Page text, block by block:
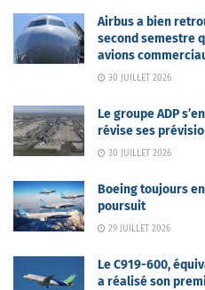
Airbus a bien
second semestre
avions
30 JUILLET 2026
Le groupe ADP
révise ses
30 JUILLET 2026
Boeing toujours
poursuit
29 JUILLET 2026
Le C919-600,
a réalisé son